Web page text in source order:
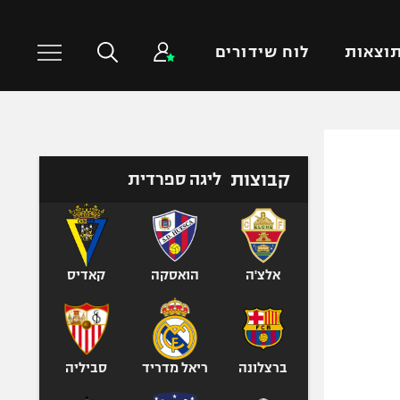
תוצאות לוח שידורים
טניס
כדוריד
כדורעף
שחייה
אגרוף
ספורט אולימפי
UFC
קבוצות ליגה ספרדית
אלצ'ה הואסקה קאדיס
ברצלונה ריאל מדריד סביליה